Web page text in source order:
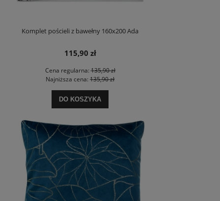
Komplet pościeli z bawełny 160x200 Ada
115,90 zł
Cena regularna:135,90 zł
Najniższa cena: 135,90 zł
DO KOSZYKA